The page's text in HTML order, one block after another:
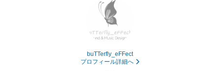
buTTerfly_eFFect
プロフィール詳細へ